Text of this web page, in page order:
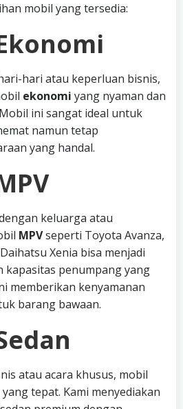
mobil yang tersedia:
hari atau keperluan bisnis,
ekonomi yang nyaman dan
ini sangat ideal untuk
namun tetap
yang handal.
keluarga atau
MPVseperti Toyota Avanza,
Xenia bisa menjadi
kapasitas penumpang yang
memberikan kenyamanan
barang bawaan.
atau acara khusus, mobil
tepat. Kami menyediakan